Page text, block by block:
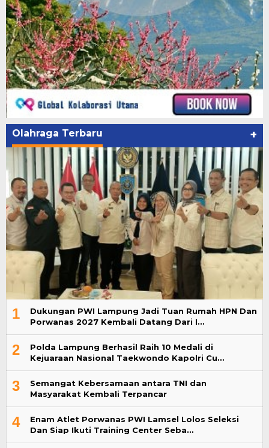
Olahraga Terbaru +
1
Dukungan PWI Lampung Jadi Tuan Rumah HPN Dan
Porwanas 2027 Kembali Datang Dari I…
2
Polda Lampung Berhasil Raih 10 Medali di
Kejuaraan Nasional Taekwondo Kapolri Cu…
3
Semangat Kebersamaan antara TNI dan
Masyarakat Kembali Terpancar
4
Enam Atlet Porwanas PWI Lamsel Lolos Seleksi
Dan Siap Ikuti Training Center Seba…